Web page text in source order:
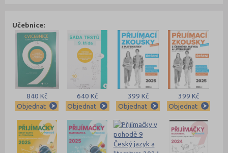
Učebnice:
840 Kč
Objednat
640 Kč
Objednat
399 Kč
Objednat
399 Kč
Objednat